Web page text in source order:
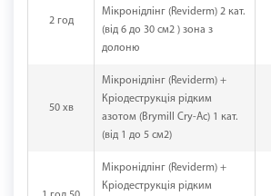
2 год
Мікронідлінг (Reviderm) 2 кат.
(від 6 до 30 см2 ) зона з
долоню
50 хв
Мікронідлінг (Reviderm) +
Кріодеструкція рідким
азотом (Brymill Cry-Ac) 1 кат.
(від 1 до 5 см2)
Мікронідлінг (Reviderm) +
Кріодеструкція рідким